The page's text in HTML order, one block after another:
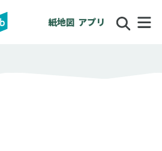
紙地図 アプリ